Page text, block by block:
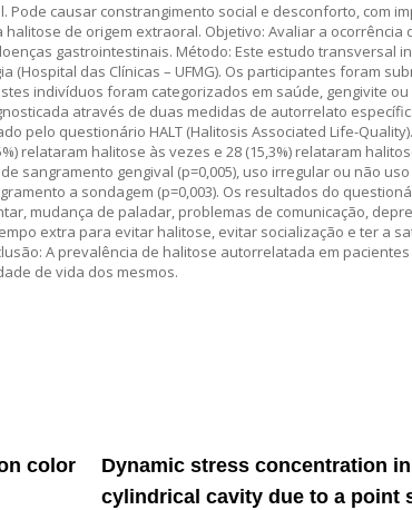
causar constrangimento social e desconforto, com
de origem extraoral. Objetivo: Avaliar a
gastrointestinais. Método: Este estudo transversal
das Clínicas – UFMG). Os participantes foram
indivíduos foram categorizados em saúde, gengivite
através de duas medidas de autorrelato
pelo questionário HALT (Halitosis Associated Life-
relataram halitose às vezes e 28 (15,3%) relataram
sangramento gengival (p=0,005), uso irregular ou não
a sondagem (p=0,003). Os resultados do
mudança de paladar, problemas de comunicação,
extra para evitar halitose, evitar socialização e ter a
A prevalência de halitose autorrelatada em
de vida dos mesmos.
color
Dynamic stress concentration
cylindrical cavity due to a point